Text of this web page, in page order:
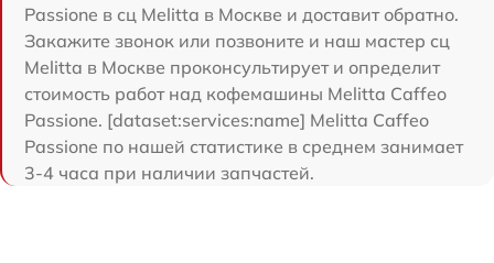
Passione в сц Melitta в Москве и доставит обратно.
Закажите звонок или позвоните и наш мастер сц
Melitta в Москве проконсультирует и определит
стоимость работ над кофемашины Melitta Caffeo
Passione. [dataset:services:name] Melitta Caffeo
Passione по нашей статистике в среднем занимает
3-4 часа при наличии запчастей.